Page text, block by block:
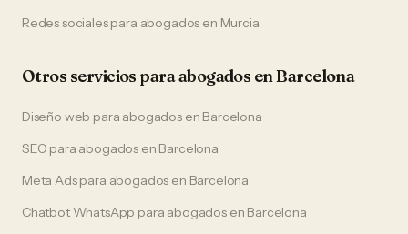
Redes socialespara abogados en Murcia
Otros servicios paraabogados enBarcelona
Diseño web para abogadosen Barcelona
SEO para abogados en Barcelona
Meta Adspara abogados en Barcelona
Chatbot WhatsApp para abogadosen Barcelona